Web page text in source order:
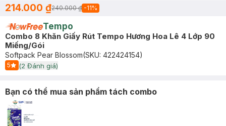
214.000 ₫240.000 ₫ -11%
Tempo
Combo 8 Khăn Giấy Rút Tempo Hương Hoa Lê 4 Lớp 90
Miếng/Gói
Softpack Pear Blossom(SKU: 422424154)
5
Start Icon
(2 Đánh giá)
Bạn có thể mua sản phẩm tách combo